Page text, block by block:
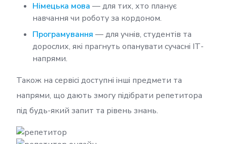
Німецька мова — для тих, хто планує
навчання чи роботу за кордоном.
Програмування — для учнів, студентів та
дорослих, які прагнуть опанувати сучасні ІТ-
напрями.
Також на сервісі доступні інші предмети та
напрями, що дають змогу підібрати репетитора
під будь-який запит та рівень знань.